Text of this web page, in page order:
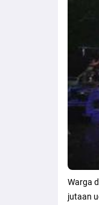
Warga
jutaan